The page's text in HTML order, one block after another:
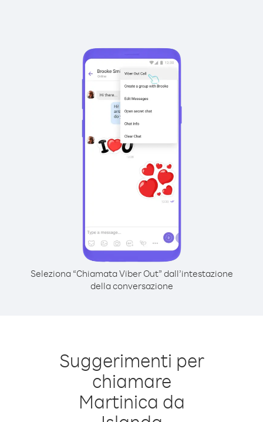
Seleziona “Chiamata Viber Out” dall’intestazione
della conversazione
Suggerimenti per
chiamare
Martinica da